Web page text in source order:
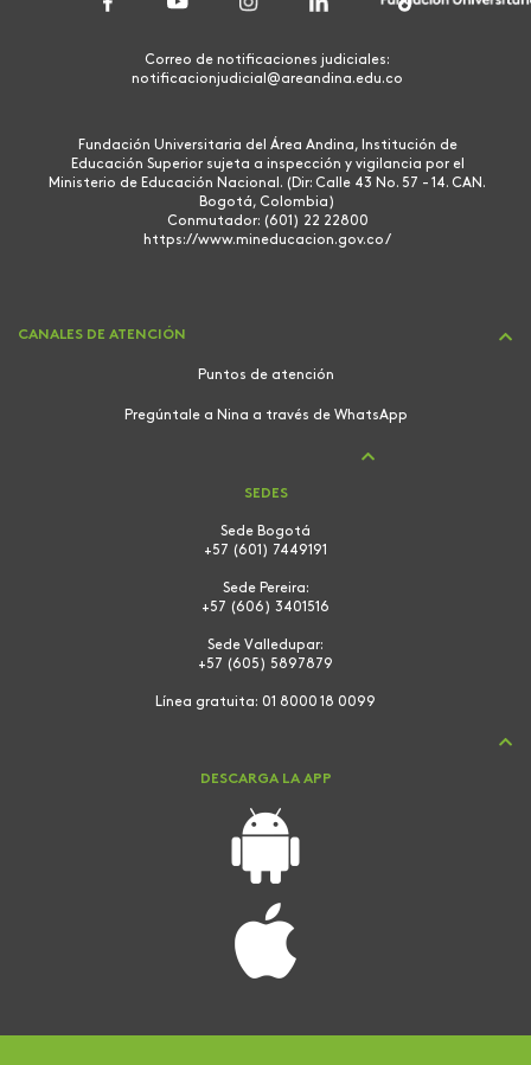
Correo de notificaciones judiciales:
notificacionjudicial@areandina.edu.co
Fundación Universitaria del Área Andina, Institución de
Educación Superior sujeta a inspección y vigilancia por el
Ministerio de Educación Nacional. (Dir: Calle 43 No. 57 - 14. CAN.
Bogotá, Colombia)
Conmutador: (601) 22 22800
https://www.mineducacion.gov.co/
CANALES DE ATENCIÓN
Puntos de atención
Pregúntale a Nina a través de WhatsApp
SEDES
Sede Bogotá
+57 (601) 7449191
Sede Pereira:
+57 (606) 3401516
Sede Valledupar:
+57 (605) 5897879
Línea gratuita: 01 8000 18 0099
DESCARGA LA APP